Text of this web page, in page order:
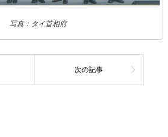
写真：タイ首相府
次の記事